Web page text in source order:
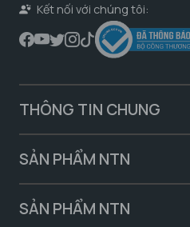
Kết nối với chúng tôi:
THÔNG TIN CHUNG
SẢN PHẨM NTN
SẢN PHẨM NTN